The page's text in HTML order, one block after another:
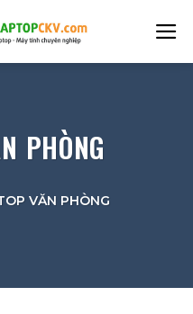
PHÒNG
VĂN PHÒNG